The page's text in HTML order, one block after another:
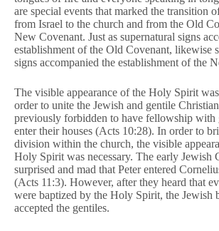
are special events that marked the transition
from Israel to the church and from the Old
New Covenant. Just as supernatural signs
establishment of the Old Covenant, likewise
signs accompanied the establishment of the
The visible appearance of the Holy Spirit
order to unite the Jewish and gentile
previously forbidden to have fellowship with
enter their houses (Acts 10:28). In order to
division within the church, the visible
Holy Spirit was necessary. The early Jewish
surprised and mad that Peter entered
(Acts 11:3). However, after they heard that
were baptized by the Holy Spirit, the Jewish
accepted the gentiles.